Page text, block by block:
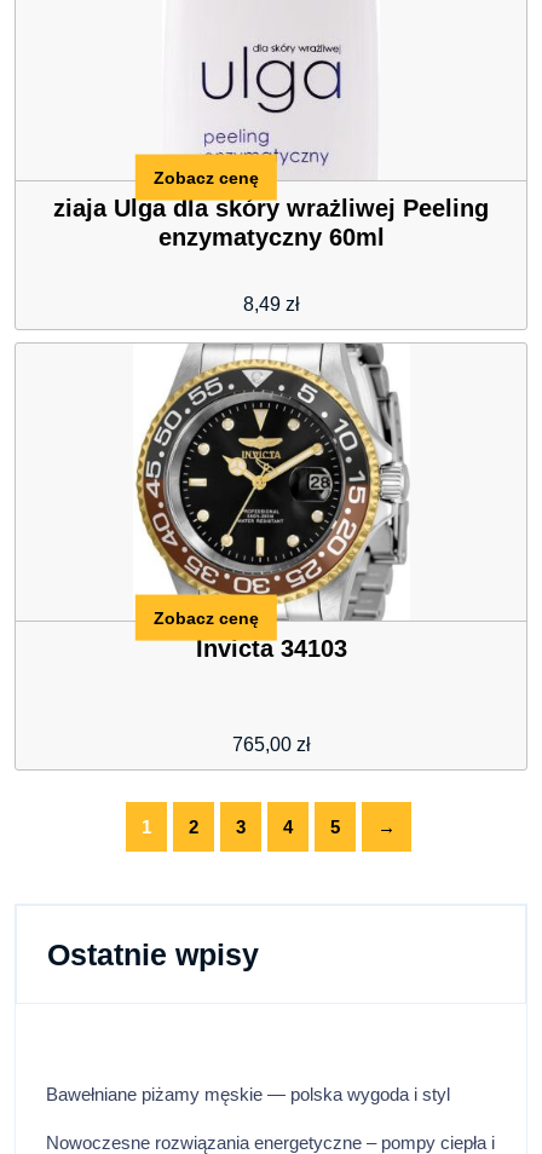
ziaja Ulga dla skóry wrażliwej Peeling
enzymatyczny 60ml
8,49 zł
Zobacz cenę
Invicta 34103
765,00 zł
Zobacz cenę
1 2 3 4 5 →
Ostatnie wpisy
Bawełniane piżamy męskie — polska wygoda i styl
Nowoczesne rozwiązania energetyczne – pompy ciepła i